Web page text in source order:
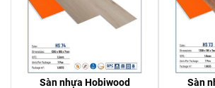
Sàn nhựa Hobiwood
Sàn